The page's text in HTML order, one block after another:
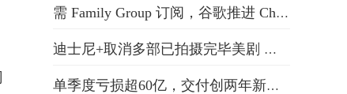
需 Family Group 订阅，谷歌推进 Chrome 浏览器分享密码功能
迪士尼+取消多部已拍摄完毕美剧 被迫削减成本
单季度亏损超60亿，交付创两年新低，蔚来还有未来吗？